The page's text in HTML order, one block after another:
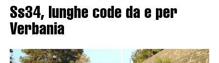
Ss34, lunghe code da e per
Verbania